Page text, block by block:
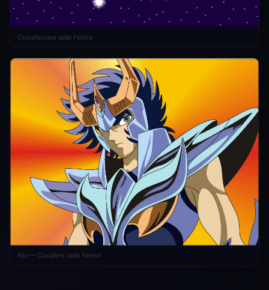
Costellazione della Fenice
Ikki — Cavaliere della Fenice